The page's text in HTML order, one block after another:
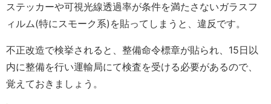
ステッカーや可視光線透過率が条件を満たさないガラスフ
ィルム(特にスモーク系)を貼ってしまうと、違反です。
不正改造で検挙されると、整備命令標章が貼られ、15日以
内に整備を行い運輸局にて検査を受ける必要があるので、
覚えておきましょう。